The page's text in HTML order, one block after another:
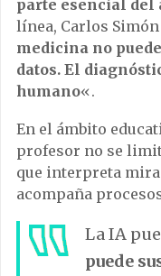
parte esencial del
línea, Carlos
medicina no
datos. El
humano«.
En el ámbito
profesor no se
que interpreta
acompaña
La IA
puede